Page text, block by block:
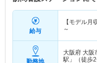
給与
【モデル月
～
勤務地
大阪府 大阪
駅」（徒歩